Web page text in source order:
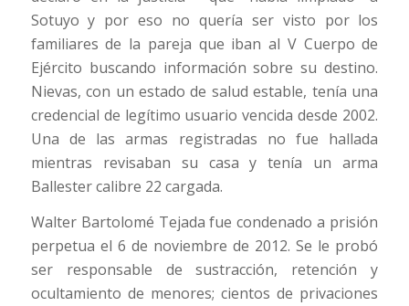
Sotuyo y por eso no quería ser visto por los
familiares de la pareja que iban al V Cuerpo de
Ejército buscando información sobre su destino.
Nievas, con un estado de salud estable, tenía una
credencial de legítimo usuario vencida desde 2002.
Una de las armas registradas no fue hallada
mientras revisaban su casa y tenía un arma
Ballester calibre 22 cargada.
Walter Bartolomé Tejada fue condenado a prisión
perpetua el 6 de noviembre de 2012. Se le probó
ser responsable de sustracción, retención y
ocultamiento de menores; cientos de privaciones